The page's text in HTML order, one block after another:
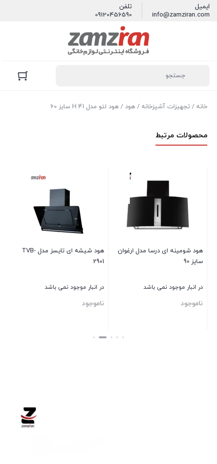
ایمیل
info@zamziran.com
تلفن
09120456590
خانه / تجهیزات آشپزخانه / هود / هود لتو مدل H 41 سایز 60
محصولات مرتبط
هود شومینه ای درسا مدل ارغوان
سایز 90
در انبار موجود نمی باشد
ناموجود
هود شيشه ای تايسز مدل TVB-
2901
در انبار موجود نمی باشد
ناموجود
بستن